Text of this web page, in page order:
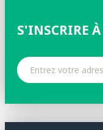
S'INSCRIRE